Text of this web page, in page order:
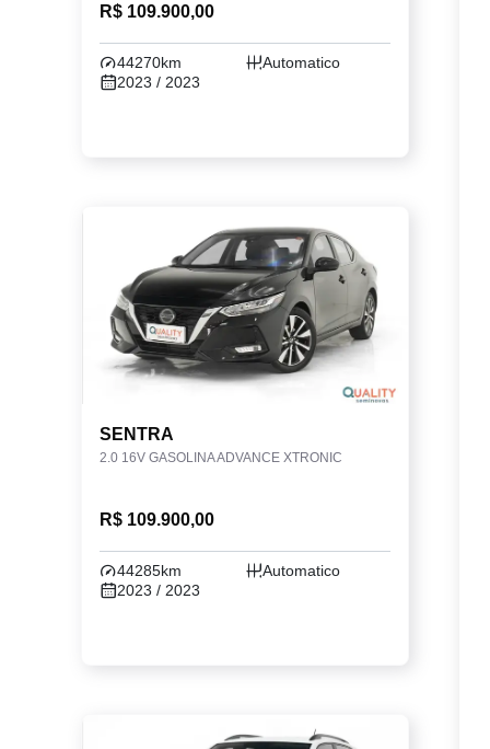
R$ 109.900,00
44270km
Automatico
2023 / 2023
SENTRA
2.0 16V GASOLINA ADVANCE XTRONIC
R$ 109.900,00
44285km
Automatico
2023 / 2023